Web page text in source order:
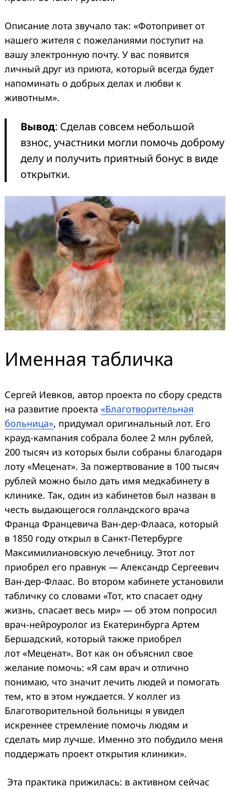
Описание лота звучало так: «Фотопривет от
нашего жителя с пожеланиями поступит на
вашу электронную почту. У вас появится
личный друг из приюта, который всегда будет
напоминать о добрых делах и любви к
животным».
Вывод: Сделав совсем небольшой
взнос, участники могли помочь доброму
делу и получить приятный бонус в виде
открытки.
Именная табличка
Сергей Иевков, автор проекта по сбору средств
на развитие проекта «Благотворительная
больница», придумал оригинальный лот. Его
крауд-кампания собрала более 2 млн рублей,
200 тысяч из которых были собраны благодаря
лоту «Меценат». За пожертвование в 100 тысяч
рублей можно было дать имя медкабинету в
клинике. Так, один из кабинетов был назван в
честь выдающегося голландского врача
Франца Францевича Ван-дер-Флааса, который
в 1850 году открыл в Санкт-Петербурге
Максимилиановскую лечебницу. Этот лот
приобрел его правнук — Александр Сергеевич
Ван-дер-Флаас. Во втором кабинете установили
табличку со словами «Тот, кто спасает одну
жизнь, спасает весь мир» — об этом попросил
врач-нейроуролог из Екатеринбурга Артем
Бершадский, который также приобрел
лот «Меценат». Вот как он объяснил свое
желание помочь: «Я сам врач и отлично
понимаю, что значит лечить людей и помогать
тем, кто в этом нуждается. У коллег из
Благотворительной больницы я увидел
искреннее стремление помочь людям и
сделать мир лучше. Именно это побудило меня
поддержать проект открытия клиники».
Эта практика прижилась: в активном сейчас